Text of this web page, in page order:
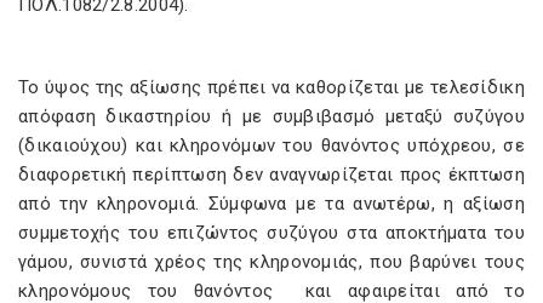
ΠΟΛ.1082/2.8.2004).
Το ύψος της αξίωσης πρέπει να καθορίζεται με τελεσίδικη
απόφαση δικαστηρίου ή με συμβιβασμό μεταξύ συζύγου
(δικαιούχου) και κληρονόμων του θανόντος υπόχρεου, σε
διαφορετική περίπτωση δεν αναγνωρίζεται προς έκπτωση
από την κληρονομιά. Σύμφωνα με τα ανωτέρω, η αξίωση
συμμετοχής του επιζώντος συζύγου στα αποκτήματα του
γάμου, συνιστά χρέος της κληρονομιάς, που βαρύνει τους
κληρονόμους του θανόντος και αφαιρείται από το